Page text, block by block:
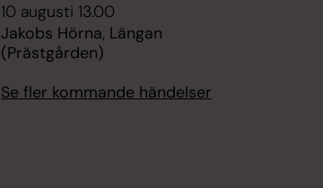
10 augusti 13.00
Jakobs Hörna, Längan
(Prästgården)
Se fler kommande händelser